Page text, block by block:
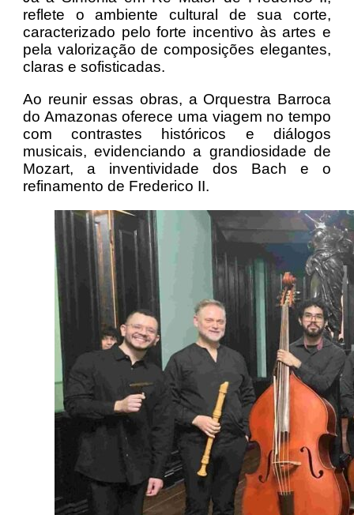
reflete o ambiente cultural de sua corte,
caracterizado pelo forte incentivo às artes e
pela valorização de composições elegantes,
claras e sofisticadas.
Ao reunir essas obras, a Orquestra Barroca
do Amazonas oferece uma viagem no tempo
com contrastes históricos e diálogos
musicais, evidenciando a grandiosidade de
Mozart, a inventividade dos Bach e o
refinamento de Frederico II.